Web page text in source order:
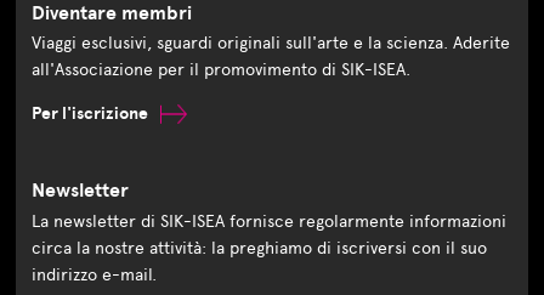
Diventare membri
Viaggi esclusivi, sguardi originali sull'arte e la scienza. Aderite
all'Associazione per il promovimento di SIK-ISEA.
Per l'iscrizione
Newsletter
La newsletter di SIK-ISEA fornisce regolarmente informazioni
circa la nostre attività: la preghiamo di iscriversi con il suo
indirizzo e-mail.